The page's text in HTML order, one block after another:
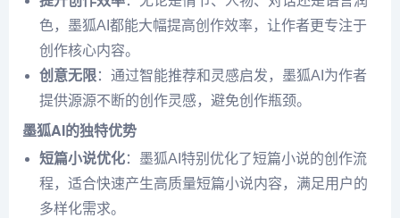
色，墨狐AI都能大幅提高创作效率，让作者更专注于
创作核心内容。
创意无限：通过智能推荐和灵感启发，墨狐AI为作者
提供源源不断的创作灵感，避免创作瓶颈。
墨狐AI的独特优势
短篇小说优化：墨狐AI特别优化了短篇小说的创作流
程，适合快速产生高质量短篇小说内容，满足用户的
多样化需求。